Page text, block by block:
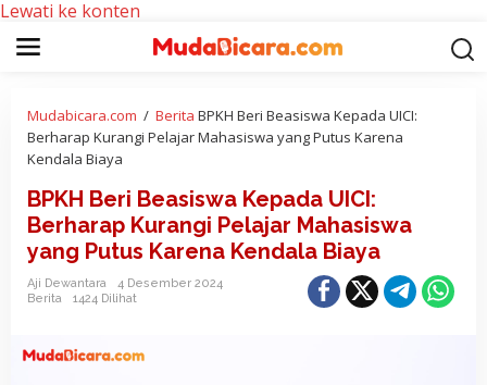
Lewati ke konten
Mudabicara.com / Berita BPKH Beri Beasiswa Kepada UICI:
Berharap Kurangi Pelajar Mahasiswa yang Putus Karena
Kendala Biaya
BPKH Beri Beasiswa Kepada UICI:
Berharap Kurangi Pelajar Mahasiswa
yang Putus Karena Kendala Biaya
Aji Dewantara
4 Desember 2024
Berita
1424 Dilihat